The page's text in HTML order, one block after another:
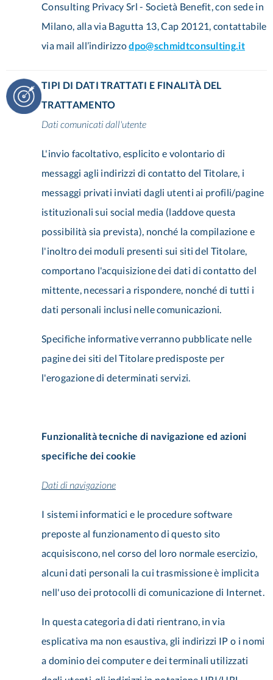
Consulting Privacy Srl - Società Benefit, con sede in
Milano, alla via Bagutta 13, Cap 20121, contattabile
via mail all’indirizzodpo@schmidtconsulting.it
TIPI DI DATI TRATTATI E FINALITÀ DEL
TRATTAMENTO
Dati comunicati dall'utente
L'invio facoltativo, esplicito e volontario di
messaggi agli indirizzi di contatto del Titolare, i
messaggi privati inviati dagli utenti ai profili/pagine
istituzionali sui social media (laddove questa
possibilità sia prevista), nonché la compilazione e
l'inoltro dei moduli presenti sui siti del Titolare,
comportano l'acquisizione dei dati di contatto del
mittente, necessari a rispondere, nonché di tutti i
dati personali inclusi nelle comunicazioni.
Specifiche informative verranno pubblicate nelle
pagine dei siti del Titolare predisposte per
l'erogazione di determinati servizi.
Funzionalità tecniche di navigazione ed azioni
specifiche dei cookie
Dati di navigazione
I sistemi informatici e le procedure software
preposte al funzionamento di questo sito
acquisiscono, nel corso del loro normale esercizio,
alcuni dati personali la cui trasmissione è implicita
nell'uso dei protocolli di comunicazione di Internet.
In questa categoria di dati rientrano, in via
esplicativa ma non esaustiva, gli indirizzi IP o i nomi
a dominio dei computer e dei terminali utilizzati